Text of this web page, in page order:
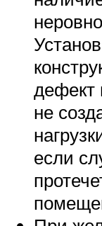
дефект
не
если